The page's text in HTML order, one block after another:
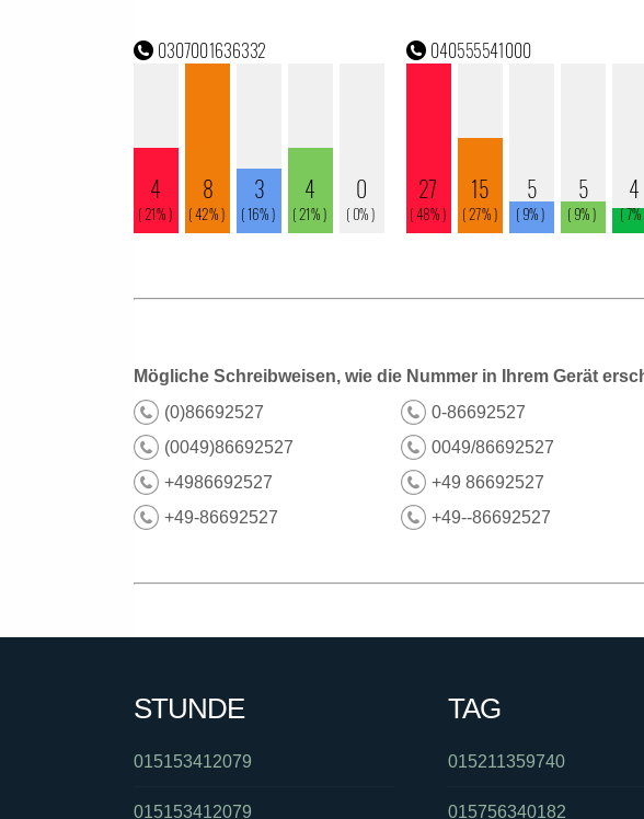
Mögliche Schreibweisen, wie die Nummer in Ihrem Gerät
(0)86692527
0-86692527
(0049)86692527
0049/86692527
+4986692527
+49 86692527
+49-86692527
+49--86692527
STUNDE
015153412079
015153412079
TAG
015211359740
015756340182